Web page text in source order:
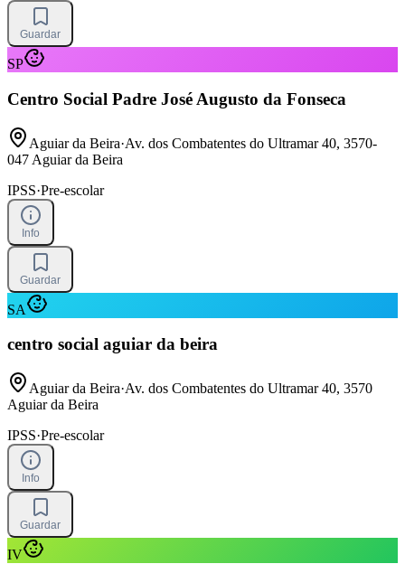
Guardar
SP
Centro Social Padre José Augusto da Fonseca
Aguiar da Beira·Av. dos Combatentes do Ultramar 40, 3570-
047 Aguiar da Beira
IPSS·Pre-escolar
Info
Guardar
SA
centro social aguiar da beira
Aguiar da Beira·Av. dos Combatentes do Ultramar 40, 3570
Aguiar da Beira
IPSS·Pre-escolar
Info
Guardar
IV